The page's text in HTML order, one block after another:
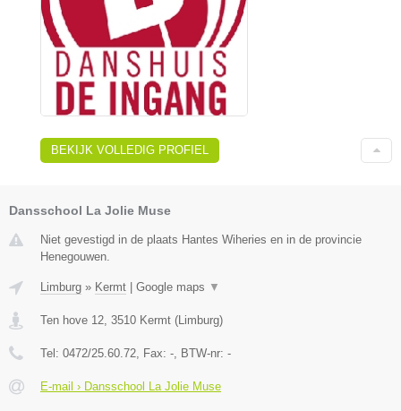
BEKIJK VOLLEDIG PROFIEL
Dansschool La Jolie Muse
Niet gevestigd in de plaats Hantes Wiheries en in de provincie
Henegouwen.
Limburg » Kermt Google maps ▼
Ten hove 12 3510 Kermt ( Limburg)
Tel: 0472/25.60.72 , Fax: - , BTW-nr: -
E-mail › Dansschool La Jolie Muse